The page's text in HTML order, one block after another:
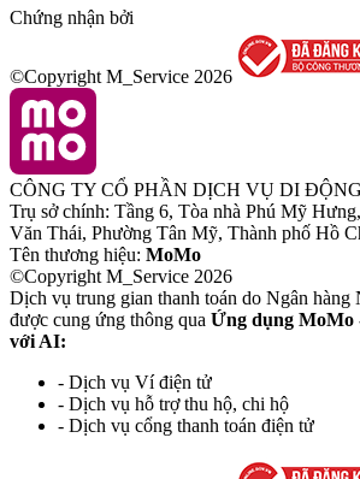
Chứng nhận bởi
©Copyright M_Service 2026
CÔNG TY CỔ PHẦN DỊCH VỤ DI
Trụ sở chính: Tầng 6, Tòa nhà Phú Mỹ
Văn Thái, Phường Tân Mỹ, Thành phố Hồ
Tên thương hiệu: MoMo
©Copyright M_Service 2026
Dịch vụ trung gian thanh toán do Ngân hàng
được cung ứng thông qua Ứng dụng MoMo
với AI:
- Dịch vụ Ví điện tử
- Dịch vụ hỗ trợ thu hộ, chi hộ
- Dịch vụ cổng thanh toán điện tử